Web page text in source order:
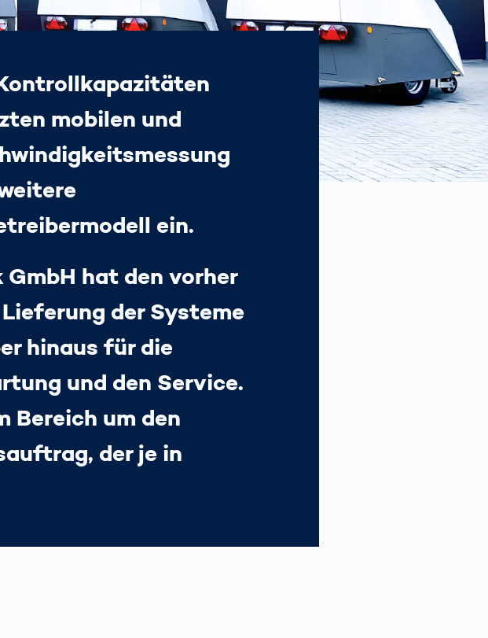
Erfolgreiches
Simply Traffic
Verkehrsüberwachung
mobilen und
ein.
hat den vorher
der Systeme
hinaus für die
und den Service.
Bereich um den
der je in